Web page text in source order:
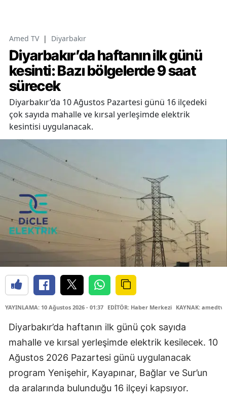
Amed TV | Diyarbakır
Diyarbakır’da haftanın ilk günü
kesinti: Bazı bölgelerde 9 saat
sürecek
Diyarbakır’da 10 Ağustos Pazartesi günü 16 ilçedeki
çok sayıda mahalle ve kırsal yerleşimde elektrik
kesintisi uygulanacak.
YAYINLAMA: 10 Ağustos 2026 - 01:37 EDİTÖR: Haber Merkezi KAYNAK:
Diyarbakır’da haftanın ilk günü çok sayıda
mahalle ve kırsal yerleşimde elektrik kesilecek. 10
Ağustos 2026 Pazartesi günü uygulanacak
program Yenişehir, Kayapınar, Bağlar ve Sur’un
da aralarında bulunduğu 16 ilçeyi kapsıyor.